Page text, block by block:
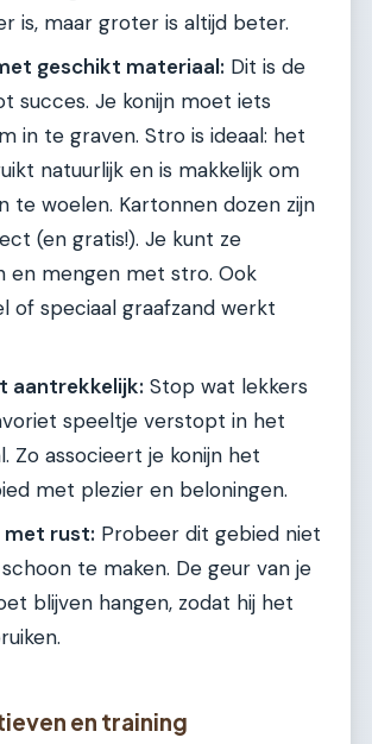
is, maar groter is altijd beter.
geschikt materiaal: Dit is de
succes. Je konijn moet iets
in te graven. Stro is ideaal: het
natuurlijk en is makkelijk om
te woelen. Kartonnen dozen zijn
(en gratis!). Je kunt ze
en mengen met stro. Ook
of speciaal graafzand werkt
aantrekkelijk: Stop wat lekkers
speeltje verstopt in het
Zo associeert je konijn het
met plezier en beloningen.
met rust: Probeer dit gebied niet
te maken. De geur van je
blijven hangen, zodat hij het
en training